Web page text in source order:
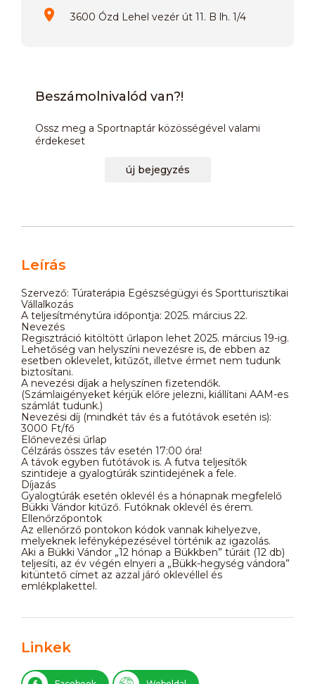
3600 Ózd Lehel vezér út 11. B lh. 1/4
Beszámolnivalód van?!
Ossz meg a Sportnaptár közösségével valami
érdekeset
új bejegyzés
Leírás
Szervező: Túraterápia Egészségügyi és Sportturisztikai
Vállalkozás
A teljesítménytúra időpontja: 2025. március 22.
Nevezés
Regisztráció kitöltött űrlapon lehet 2025. március 19-ig.
Lehetőség van helyszíni nevezésre is, de ebben az
esetben oklevelet, kitűzőt, illetve érmet nem tudunk
biztosítani.
A nevezési díjak a helyszínen fizetendők.
(Számlaigényeket kérjük előre jelezni, kiállítani AAM-es
számlát tudunk.)
Nevezési díj (mindkét táv és a futótávok esetén is):
3000 Ft/fő
Előnevezési űrlap
Célzárás összes táv esetén 17:00 óra!
A távok egyben futótávok is. A futva teljesítők
szintideje a gyalogtúrák szintidejének a fele.
Díjazás
Gyalogtúrák esetén oklevél és a hónapnak megfelelő
Bükki Vándor kitűző. Futóknak oklevél és érem.
Ellenőrzőpontok
Az ellenőrző pontokon kódok vannak kihelyezve,
melyeknek lefényképezésével történik az igazolás.
Aki a Bükki Vándor „12 hónap a Bükkben” túráit (12 db)
teljesíti, az év végén elnyeri a „Bükk-hegység vándora”
kitüntető címet az azzal járó oklevéllel és
emlékplakettel.
Linkek